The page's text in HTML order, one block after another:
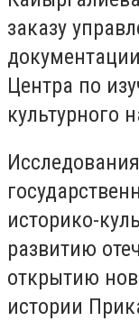
заказу
Центра по
культурного
историко-
развитию
открытию
истории